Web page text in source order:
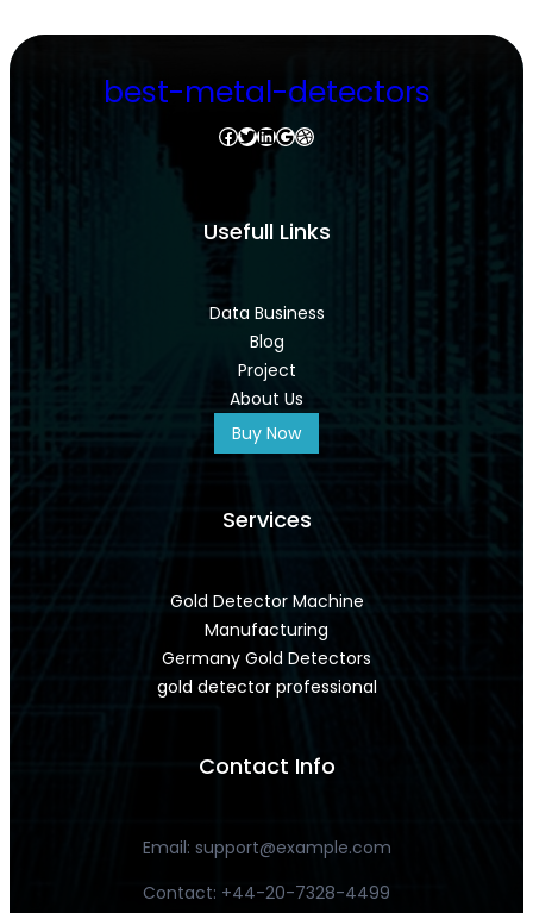
best-metal-detectors
Facebook Twitter LinkedIn Google Dribbble
Usefull Links
Data Business
Blog
Project
About Us
Buy Now
Services
Gold Detector Machine
Manufacturing
Germany Gold Detectors
gold detector professional
Contact Info
Email: support@example.com
Contact: +44-20-7328-4499